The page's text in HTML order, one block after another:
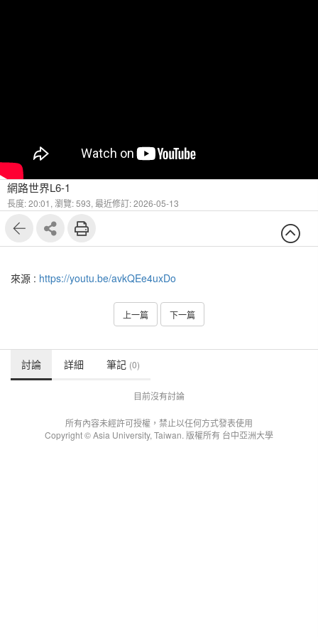
網路世界L6-1
長度: 20:01, 瀏覽: 593, 最近修訂: 2026-05-13
來源 : https://youtu.be/avkQEe4uxDo
上一篇 下一篇
討論 詳細 筆記 (0)
目前沒有討論
所有內容未經許可授權，禁止以任何方式發表使用
Copyright © Asia University, Taiwan. 版權所有 台中亞洲大學